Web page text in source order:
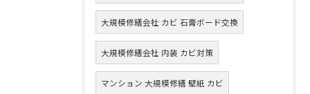
大規模修繕会社 カビ 石膏ボード交換
大規模修繕会社 内装 カビ対策
マンション 大規模修繕 壁紙 カビ